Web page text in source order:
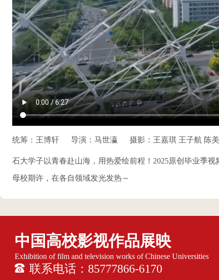
统筹：王博轩 导演：马世瀛 摄影：王嘉琪 王子航 陈
石大学子以青春赴山海，用热爱绘前程！2025原创毕业季
母校期许，在各自领域发光发热～
中国高校影视作品展映
Exhibition of film and television works of Chinese Universities
联系电话：85777866-6170